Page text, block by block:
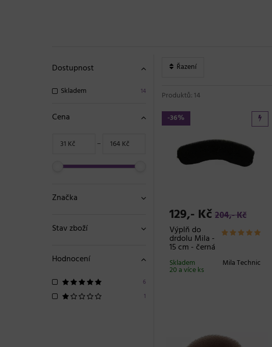
Dostupnost
14
Skladem
Cena
−
Značka
Stav zboží
Hodnocení
6
1
Řazení
Produktů: 14
-36%
129,- Kč 204,- Kč
Výplň do
drdolu Mila -
15 cm - černá
Mila Technic
Skladem
20 a více ks